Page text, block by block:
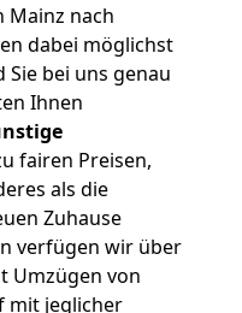
Mainz nach
dabei möglichst
Sie bei uns genau
Ihnen
fairen Preisen,
als die
Zuhause
verfügen wir über
Umzügen von
mit jeglicher